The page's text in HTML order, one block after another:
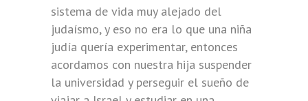
sistema de vida muy alejado del
judaísmo, y eso no era lo que una niña
judía quería experimentar, entonces
acordamos con nuestra hija suspender
la universidad y perseguir el sueño de